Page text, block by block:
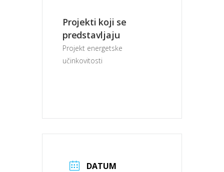
Projekti koji se
predstavljaju
Projekt energetske
učinkovitosti
DATUM